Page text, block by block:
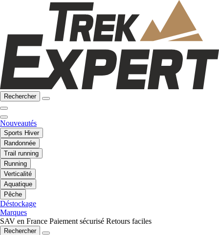
Rechercher
Nouveautés
Sports Hiver
Randonnée
Trail running
Running
Verticalité
Aquatique
Pêche
Déstockage
Marques
SAV en France Paiement sécurisé Retours faciles
Rechercher